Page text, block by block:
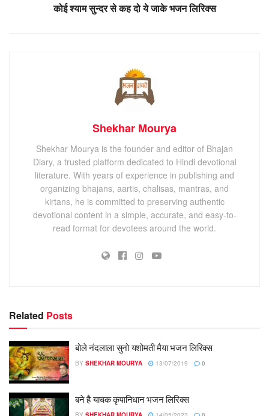
कोई श्याम सुन्दर से कह दो ये जाके भजन लिरिक्स
Shekhar Mourya
Shekhar Mourya is the founder and editor of Bhajan
Diary, a trusted platform dedicated to Hindi devotional
literature. With years of experience in publishing and
organizing bhajans, aartis, chalisas, mantras, and
kirtans, he is committed to preserving authentic
devotional content in a simple, accurate, and easy-to-
read format for devotees around the world.
Related Posts
बोले नंदलाला सुनो यशोमती मैया भजन लिरिक्स
BY SHEKHAR MOURYA 13/07/2019 0
बने है याचक कृपानिधान भजन लिरिक्स